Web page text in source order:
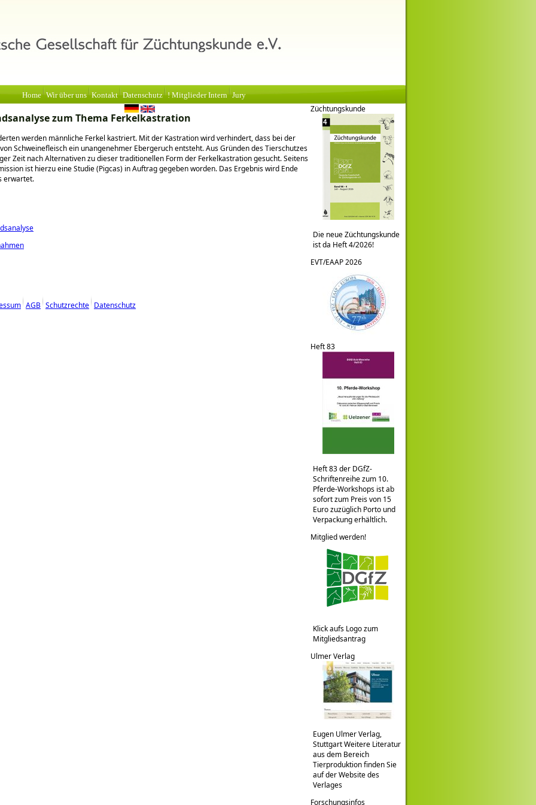
Home Wir über uns Kontakt Datenschutz ! Mitglieder Intern Jury
zum Thema Ferkelkastration
werden männliche Ferkel kastriert. Mit der Kastration wird verhindert, dass bei der
Schweinefleisch ein unangenehmer Ebergeruch entsteht. Aus Gründen des Tierschutzes
Zeit nach Alternativen zu dieser traditionellen Form der Ferkelkastration gesucht. Seitens
ist hierzu eine Studie (Pigcas) in Auftrag gegeben worden. Das Ergebnis wird Ende
erwartet.
AGB Schutzrechte Datenschutz
Züchtungskunde
Die neue Züchtungskunde
ist da Heft 4/2026!
EVT/EAAP 2026
Heft 83
Heft 83 der DGfZ-
Schriftenreihe zum 10.
Pferde-Workshops ist ab
sofort zum Preis von 15
Euro zuzüglich Porto und
Verpackung erhältlich.
Mitglied werden!
Klick aufs Logo zum
Mitgliedsantrag
Ulmer Verlag
Eugen Ulmer Verlag,
Stuttgart Weitere Literatur
aus dem Bereich
Tierproduktion finden Sie
auf der Website des
Verlages
Forschungsinfos